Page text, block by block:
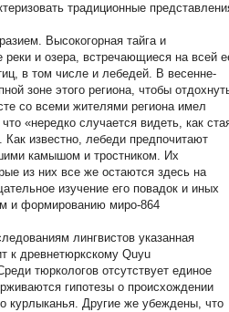
традиционные
Высокогорная тайга и
и озера, встречающиеся на всей
в том числе и лебедей. В весенне-
зоне этого региона, чтобы
со всеми жителями региона имел
«нередко случается видеть, как
известно, лебеди предпочитают
камышом и тростником. Их
из них все же остаются здесь на
изучение его повадок и иных
и формированию миро-864
лингвистов указанная
к древнетюркскому Quyu
тюркологов отсутствует единое
гипотезы о происхождении
курлыканья. Другие же убеждены, что